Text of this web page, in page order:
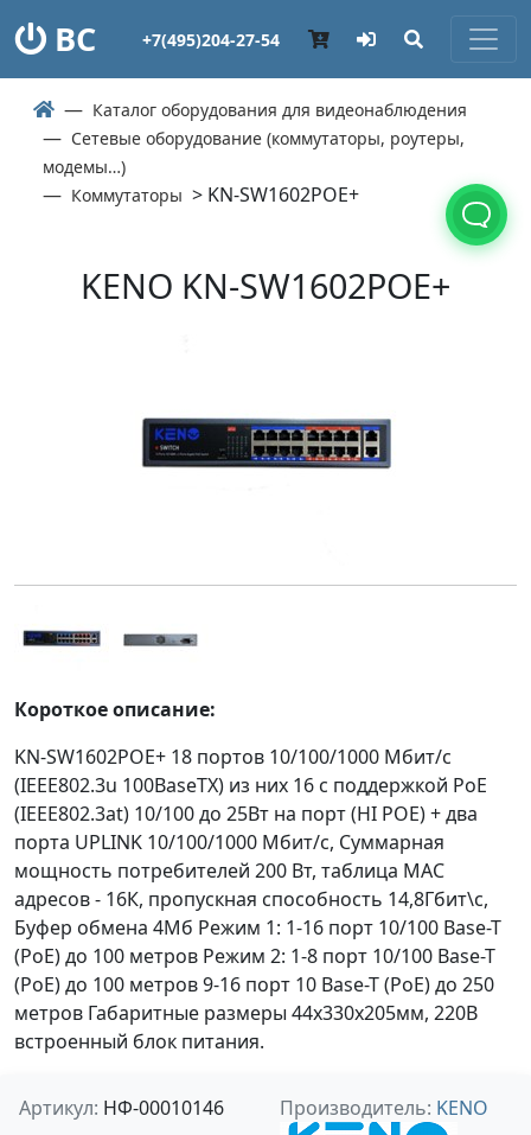
ВС +7(495)204-27-54
Каталог оборудования для видеонаблюдения
Сетевые оборудование (коммутаторы, роутеры,
модемы…)
Коммутаторы > KN-SW1602POE+
KENO KN-SW1602POE+
Короткое описание:
KN-SW1602POE+ 18 портов 10/100/1000 Мбит/с
(IEEE802.3u 100BaseTX) из них 16 c поддержкой PoE
(IEEE802.3at) 10/100 до 25Вт на порт (HI POE) + два
порта UPLINK 10/100/1000 Мбит/с, Суммарная
мощность потребителей 200 Вт, таблица МАС
адресов - 16К, пропускная способность 14,8Гбит\с,
Буфер обмена 4Мб Режим 1: 1-16 порт 10/100 Base-T
(PoE) до 100 метров Режим 2: 1-8 порт 10/100 Base-T
(PoE) до 100 метров 9-16 порт 10 Base-T (PoE) до 250
метров Габаритные размеры 44х330х205мм, 220В
встроенный блок питания.
Артикул: НФ-00010146 Производитель: KENO